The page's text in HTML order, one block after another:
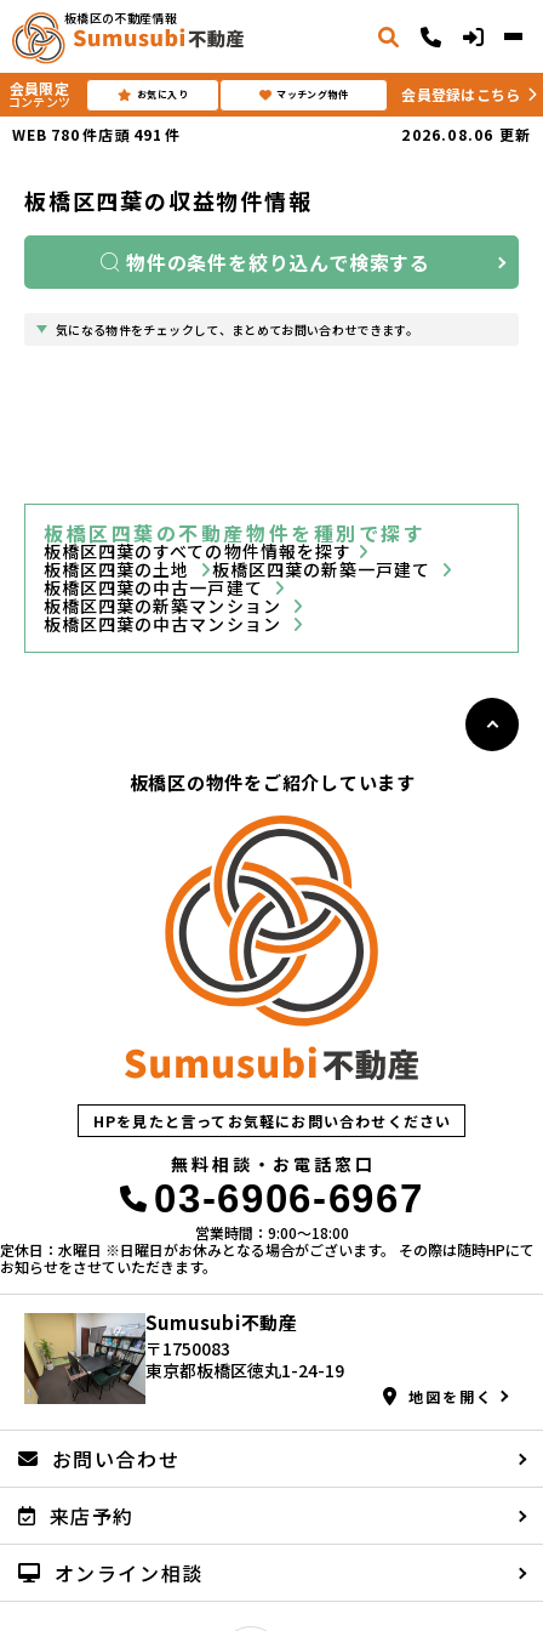
板橋区の不動産情報
会員限定
コンテンツ お気に入り マッチング物件
会員登録はこちら
WEB 780件店頭 491 件 2026.08.06 更新
板橋区四葉の収益物件情報
物件の条件を絞り込んで検索する
気になる物件をチェックして、まとめてお問い合わせできます。
板橋区四葉の不動産物件を種別で探す
板橋区四葉のすべての物件情報を探す
板橋区四葉の土地 板橋区四葉の新築一戸建て
板橋区四葉の中古一戸建て
板橋区四葉の新築マンション
板橋区四葉の中古マンション
板橋区の物件をご紹介しています
HPを見たと言ってお気軽にお問い合わせください
無料相談・お電話窓口
03-6906-6967
営業時間：9:00〜18:00
定休日：水曜日 ※日曜日がお休みとなる場合がございます。 その際は随時HPにて
お知らせをさせていただきます。
Sumusubi不動産
〒1750083
東京都板橋区徳丸1-24-19
地図を開く
お問い合わせ
来店予約
オンライン相談